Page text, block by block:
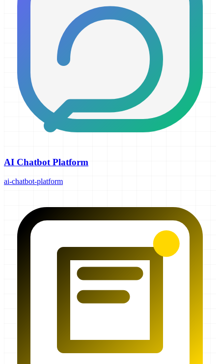
AI Chatbot Platform
ai-chatbot-platform